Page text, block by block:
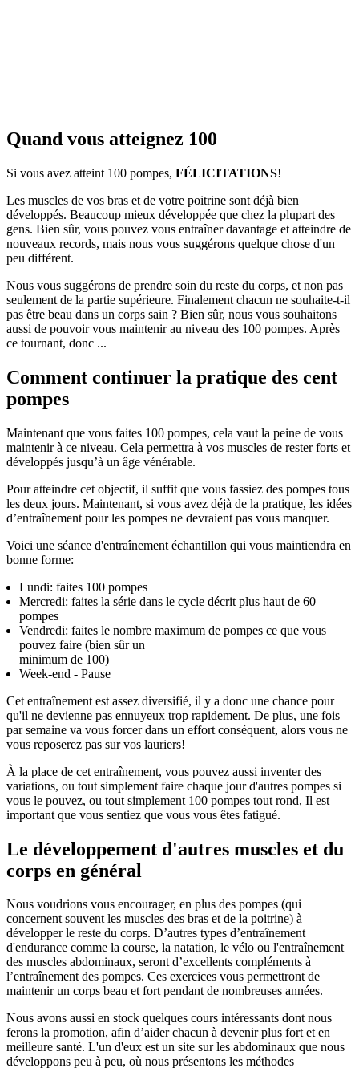
Quand vous atteignez 100
Si vous avez atteint 100 pompes, FÉLICITATIONS!
Les muscles de vos bras et de votre poitrine sont déjà bien
développés. Beaucoup mieux développée que chez la plupart des
gens. Bien sûr, vous pouvez vous entraîner davantage et atteindre de
nouveaux records, mais nous vous suggérons quelque chose d'un
peu différent.
Nous vous suggérons de prendre soin du reste du corps, et non pas
seulement de la partie supérieure. Finalement chacun ne souhaite-t-il
pas être beau dans un corps sain ? Bien sûr, nous vous souhaitons
aussi de pouvoir vous maintenir au niveau des 100 pompes. Après
ce tournant, donc ...
Comment continuer la pratique des cent
pompes
Maintenant que vous faites 100 pompes, cela vaut la peine de vous
maintenir à ce niveau. Cela permettra à vos muscles de rester forts et
développés jusqu’à un âge vénérable.
Pour atteindre cet objectif, il suffit que vous fassiez des pompes tous
les deux jours. Maintenant, si vous avez déjà de la pratique, les idées
d’entraînement pour les pompes ne devraient pas vous manquer.
Voici une séance d'entraînement échantillon qui vous maintiendra en
bonne forme:
Lundi: faites 100 pompes
Mercredi: faites la série dans le cycle décrit plus haut de 60
pompes
Vendredi: faites le nombre maximum de pompes ce que vous
pouvez faire (bien sûr un
minimum de 100)
Week-end - Pause
Cet entraînement est assez diversifié, il y a donc une chance pour
qu'il ne devienne pas ennuyeux trop rapidement. De plus, une fois
par semaine va vous forcer dans un effort conséquent, alors vous ne
vous reposerez pas sur vos lauriers!
À la place de cet entraînement, vous pouvez aussi inventer des
variations, ou tout simplement faire chaque jour d'autres pompes si
vous le pouvez, ou tout simplement 100 pompes tout rond, Il est
important que vous sentiez que vous vous êtes fatigué.
Le développement d'autres muscles et du
corps en général
Nous voudrions vous encourager, en plus des pompes (qui
concernent souvent les muscles des bras et de la poitrine) à
développer le reste du corps. D’autres types d’entraînement
d'endurance comme la course, la natation, le vélo ou l'entraînement
des muscles abdominaux, seront d’excellents compléments à
l’entraînement des pompes. Ces exercices vous permettront de
maintenir un corps beau et fort pendant de nombreuses années.
Nous avons aussi en stock quelques cours intéressants dont nous
ferons la promotion, afin d’aider chacun à devenir plus fort et en
meilleure santé. L'un d'eux est un site sur les abdominaux que nous
développons peu à peu, où nous présentons les méthodes